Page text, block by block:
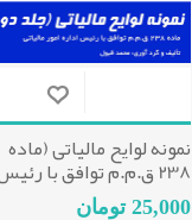
نمونه لوایح مالیاتی (ماده
238 ق.م.م توافق با
اداره امور مالیاتی)
25,000 تومان